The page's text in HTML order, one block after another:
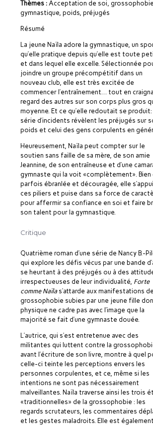
Thèmes : Acceptation de soi,
gymnastique, poids, préjugés
Résumé
La jeune Naïla adore la gymnastique, un
qu’elle pratique depuis qu’elle est toute
et dans lequel elle excelle. Sélectionnée
joindre un groupe précompétitif dans un
nouveau club, elle est très excitée de
commencer l’entraînement… tout en
regard des autres sur son corps plus gros
moyenne. Et ce qu’elle redoutait se produit:
série d’incidents révèlent les préjugés sur
poids et celui des gens corpulents en
Heureusement, Naïla peut compter sur le
soutien sans faille de sa mère, de son amie
Jeannine, de son entraîneuse et d’une
gymnaste qui la voit «complètement». Bien
parfois ébranlée et découragée, elle
ces piliers et puise dans sa force de
pour affermir sa confiance en soi et faire
son talent pour la gymnastique.
Critique
Quatrième roman d’une série de Nancy B.-
qui explore les défis vécus par une bande
se heurtant à des préjugés ou à des
irrespectueuses de leur individualité, Forte
comme Naïlas’attarde aux manifestations de
grossophobie subies par une jeune fille
physique ne cadre pas avec l’image que la
majorité se fait d’une gymnaste douée.
L’autrice, qui s’est entretenue avec des
militantes qui luttent contre la
avant l’écriture de son livre, montre à quel
celle-ci teinte les perceptions envers les
personnes corpulentes, et ce, même si les
intentions ne sont pas nécessairement
malveillantes. Naïla traverse ainsi les trois
«traditionnelles» de la grossophobie : les
regards scrutateurs, les commentaires
et les gestes maladroits. Elle est également